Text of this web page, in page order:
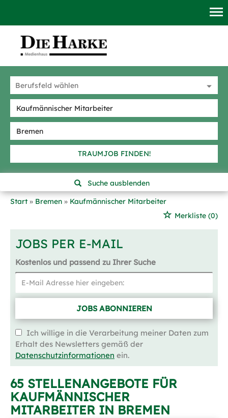
TRAUMJOB FINDEN!
Suche ausblenden
Start
Bremen
Kaufmännischer Mitarbeiter
Merkliste (0)
JOBS PER E-MAIL
Kostenlos und passend zu Ihrer Suche
JOBS ABONNIEREN
Ich willige in die Verarbeitung meiner Daten zum
Erhalt des Newsletters gemäß der
Datenschutzinformationen ein.
65 STELLENANGEBOTE FÜR
KAUFMÄNNISCHER
MITARBEITER IN BREMEN